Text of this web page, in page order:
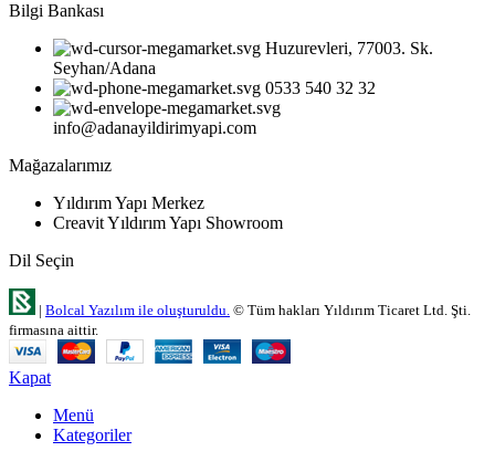
Bilgi Bankası
Huzurevleri, 77003. Sk.
Seyhan/Adana
0533 540 32 32
info@adanayildirimyapi.com
Mağazalarımız
Yıldırım Yapı Merkez
Creavit Yıldırım Yapı Showroom
Dil Seçin
| Bolcal Yazılım ile oluşturuldu. © Tüm hakları Yıldırım Ticaret Ltd. Şti.
firmasına aittir.
Kapat
Menü
Kategoriler